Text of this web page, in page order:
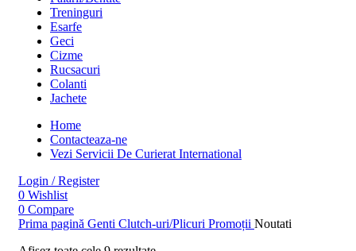
Treninguri
Esarfe
Geci
Cizme
Rucsacuri
Colanti
Jachete
Home
Contacteaza-ne
Vezi Servicii De Curierat International
Login / Register
0 Wishlist
0 Compare
Prima pagină Genti Clutch-uri/Plicuri Promoții Noutati